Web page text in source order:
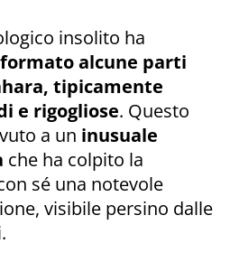
insolito ha
alcune parti
tipicamente
e rigogliose. Questo
a un inusuale
che ha colpito la
sé una notevole
visibile persino dalle